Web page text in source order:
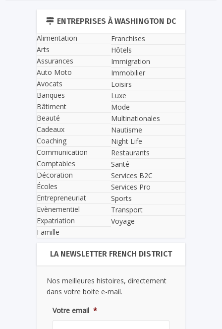
ENTREPRISES À WASHINGTON DC
Alimentation
Arts
Assurances
Auto Moto
Avocats
Banques
Bâtiment
Beauté
Cadeaux
Coaching
Communication
Comptables
Décoration
Écoles
Entrepreneuriat
Evènementiel
Expatriation
Famille
Franchises
Hôtels
Immigration
Immobilier
Loisirs
Luxe
Mode
Multinationales
Nautisme
Night Life
Restaurants
Santé
Services B2C
Services Pro
Sports
Transport
Voyage
LA NEWSLETTER FRENCH DISTRICT
Nos meilleures histoires, directement
dans votre boite e-mail.
Votre email *